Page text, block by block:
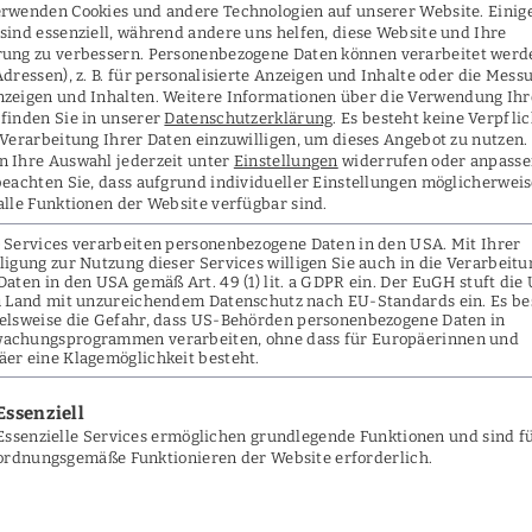
Forschung
Cookies und andere Technologien auf unserer Website.
essenziell, während andere uns helfen, diese Website und Ihre
zu verbessern. Personenbezogene Daten können verarbeitet
z. B. für personalisierte Anzeigen und Inhalte oder die
und Inhalten. Weitere Informationen über die Verwendung
Sie in unsererDatenschutzerklärung. Es besteht keine
Ihrer Daten einzuwilligen, um dieses Angebot zu nutzen.
Ihre Auswahl jederzeit unter Einstellungen widerrufen oder
Sie, dass aufgrund individueller Einstellungen
Funktionen der Website verfügbar sind.
verarbeiten personenbezogene Daten in den USA. Mit Ihrer
zur Nutzung dieser Services willigen Sie auch in die
in den USA gemäß Art. 49 (1) lit. a GDPR ein. Der EuGH stuft die
Land mit unzureichendem Datenschutz nach EU-Standards ein. Es
die Gefahr, dass US-Behörden personenbezogene Daten in
verarbeiten, ohne dass für Europäerinnen und
eine Klagemöglichkeit besteht.
folgt eine Liste der Service-Gruppen,
Services ermöglichen grundlegende Funktionen und sind
Funktionieren der Website erforderlich.